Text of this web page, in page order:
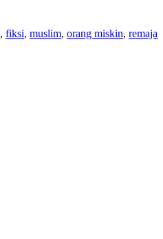
, fiksi, muslim, orang miskin, remaja